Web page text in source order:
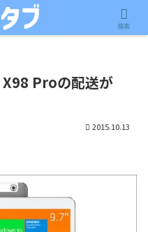
Proの配送が
2015.10.13
検索